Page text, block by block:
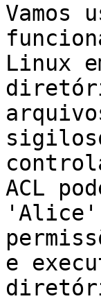
Vamos
Linux
ACL
e